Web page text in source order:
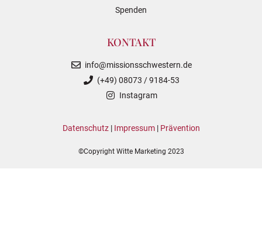
Spenden
KONTAKT
info@missionsschwestern.de
(+49) 08073 / 9184-53
Instagram
Datenschutz| Impressum| Prävention
©Copyright Witte Marketing 2023